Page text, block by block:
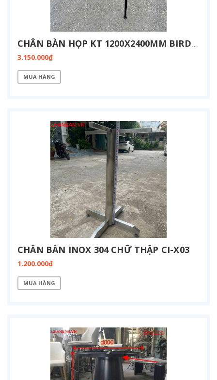
CHÂN BÀN HỌP KT 1200X2400MM BIRD-P1224
3.150.000₫
MUA HÀNG
CHÂN BÀN INOX 304 CHỮ THẬP CI-X03
1.200.000₫
MUA HÀNG